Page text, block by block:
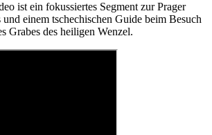
ist ein fokussiertes Segment zur Prager
einem tschechischen Guide beim Besuch
Grabes des heiligen Wenzel.